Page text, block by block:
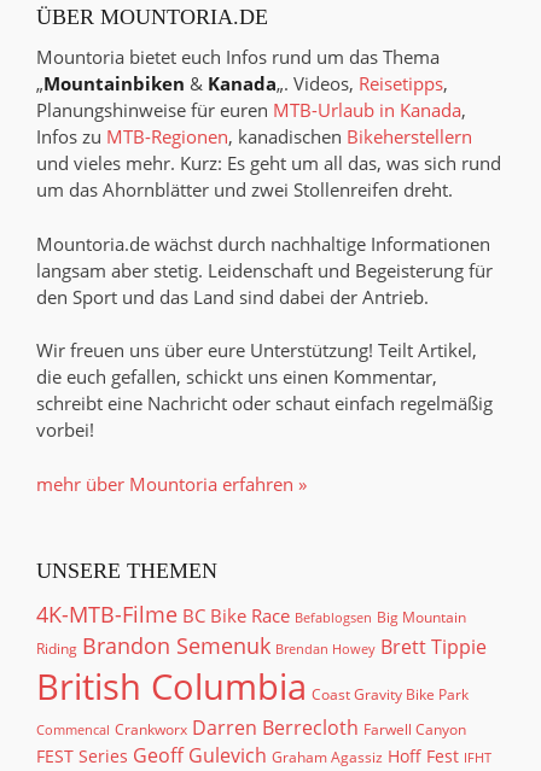
ÜBER MOUNTORIA.DE
Mountoria bietet euch Infos rund um das Thema
„Mountainbiken & Kanada„. Videos, Reisetipps,
Planungshinweise für euren MTB-Urlaub in Kanada,
Infos zu MTB-Regionen, kanadischen Bikeherstellern
und vieles mehr. Kurz: Es geht um all das, was sich rund
um das Ahornblätter und zwei Stollenreifen dreht.
Mountoria.de wächst durch nachhaltige Informationen
langsam aber stetig. Leidenschaft und Begeisterung für
den Sport und das Land sind dabei der Antrieb.
Wir freuen uns über eure Unterstützung! Teilt Artikel,
die euch gefallen, schickt uns einen Kommentar,
schreibt eine Nachricht oder schaut einfach regelmäßig
vorbei!
mehr über Mountoria erfahren »
UNSERE THEMEN
4K-MTB-Filme BC Bike Race Befablogsen Big Mountain
Riding Brandon Semenuk Brendan Howey Brett Tippie
British Columbia Coast Gravity Bike Park
Commencal Crankworx Darren Berrecloth Farwell Canyon
FEST Series Geoff Gulevich Graham Agassiz Hoff Fest IFHT